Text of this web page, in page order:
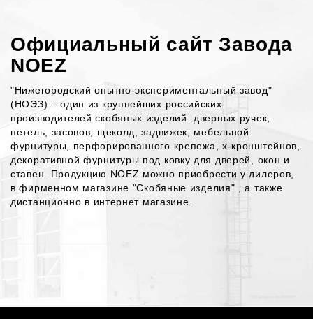
Официальный сайт Завода
NOEZ
"Нижегородский опытно-экспериментальный завод"
(НОЭЗ) – один из крупнейших российских
производителей скобяных изделий: дверных ручек,
петель, засовов, щеколд, задвижек, мебельной
фурнитуры, перфорированного крепежа, х-кронштейнов,
декоративной фурнитуры под ковку для дверей, окон и
ставен. Продукцию NOEZ можно приобрести у дилеров
в фирменном магазине "Скобяные изделия" , а также
дистанционно в интернет магазине